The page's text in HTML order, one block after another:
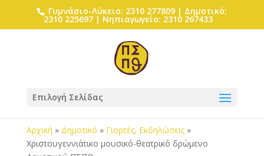
Γυμνάσιο-Λύκειο: 2310 277809 | Δημοτικό:
2310 225697 | Νηπιαγωγείο: 2310 267433
Επιλογή Σελίδας
Αρχική » Δημοτικό » Γιορτές, Εκδηλώσεις»
Χριστουγεννιάτικο μουσικό-θεατρικό δρώμενο